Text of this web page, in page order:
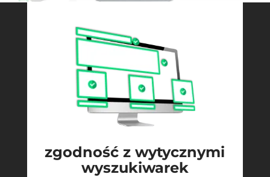
zgodność z wytycznymi
wyszukiwarek